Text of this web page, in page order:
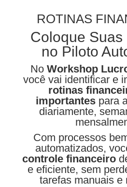
ROTINAS
Coloque Suas
no Piloto
No Workshop
você vai identificar e
rotinas
importantes para
diariamente,
Com processos
automatizados,
controle financeiro
e eficiente, sem
tarefas manuais e